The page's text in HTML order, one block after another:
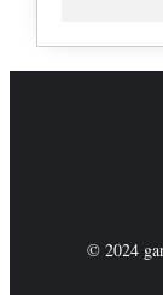
© 2024